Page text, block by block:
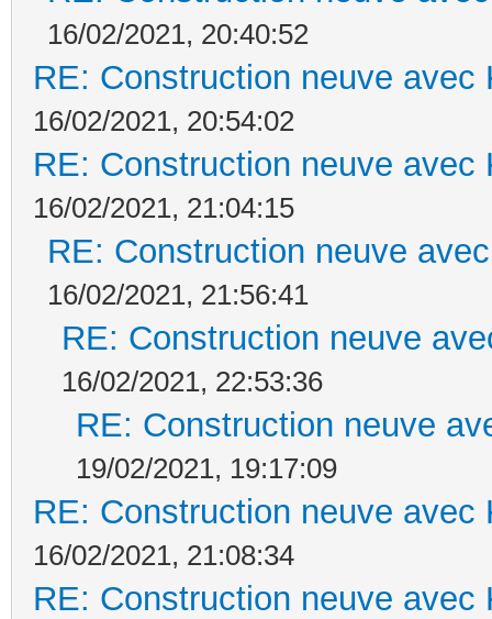
16/02/2021, 20:40:52
RE: Construction neuve avec
16/02/2021, 20:54:02
RE: Construction neuve avec
16/02/2021, 21:04:15
RE: Construction neuve
16/02/2021, 21:56:41
RE: Construction neuve
16/02/2021, 22:53:36
RE: Construction neuve
19/02/2021, 19:17:09
RE: Construction neuve avec
16/02/2021, 21:08:34
RE: Construction neuve avec